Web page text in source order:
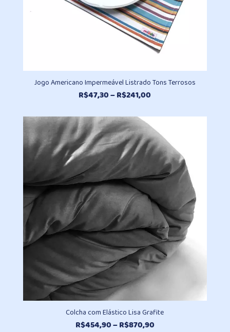
Jogo Americano Impermeável Listrado Tons Terrosos
R$47,30–R$241,00
preço:
R$47,30
através
R$241,00
Colcha com Elástico Lisa Grafite
R$454,90–R$870,90Faixa